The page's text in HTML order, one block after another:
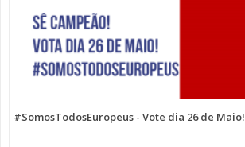
#SomosTodosEuropeus - Vote dia 26 de Maio!